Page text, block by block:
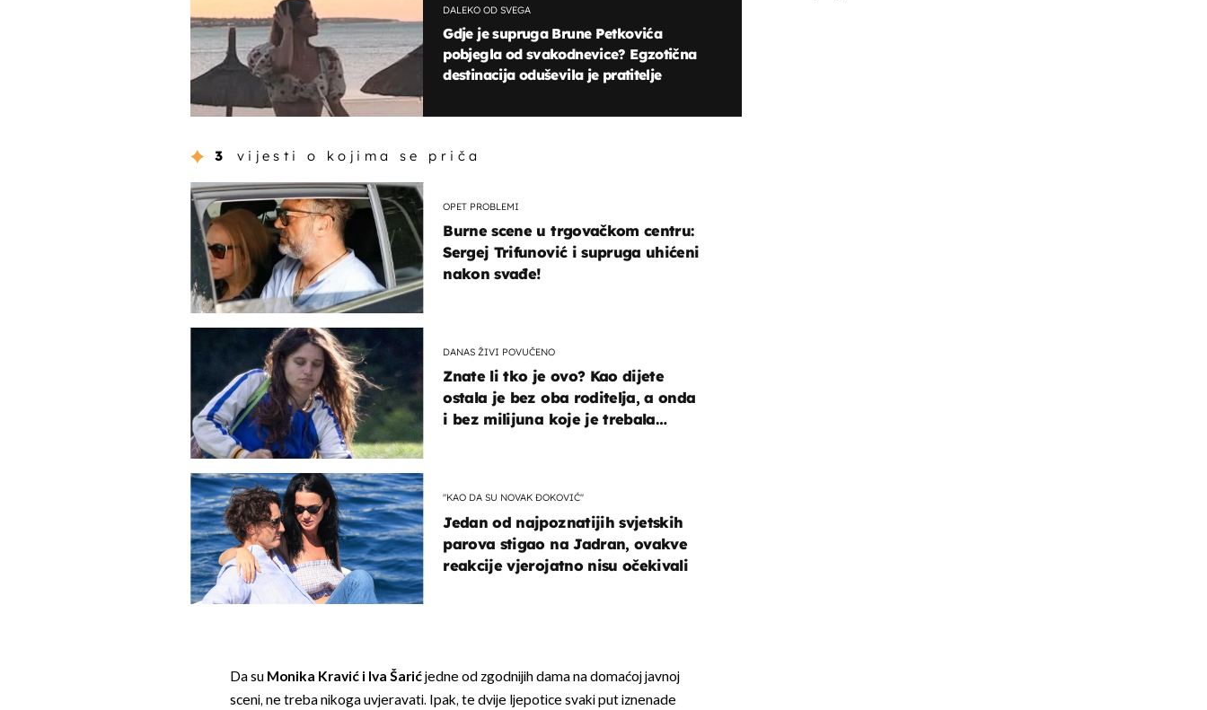
DALEKO OD SVEGA
Gdje je supruga Brune Petkovića
pobjegla od svakodnevice? Egzotična
destinacija oduševila je pratitelje
3 vijesti o kojima se priča
OPET PROBLEMI
Burne scene u trgovačkom centru:
Sergej Trifunović i supruga uhićeni
nakon svađe!
DANAS ŽIVI POVUČENO
Znate li tko je ovo? Kao dijete
ostala je bez oba roditelja, a onda
i bez milijuna koje je trebala
"KAO DA SU NOVAK ĐOKOVIĆ"
Jedan od najpoznatijih svjetskih
parova stigao na Jadran, ovakve
reakcije vjerojatno nisu očekivali
Da suMonika Kravić i Iva Šarićjedne od zgodnijih dama na domaćoj javnoj
sceni, ne treba nikoga uvjeravati. Ipak, te dvije ljepotice svaki put iznenade